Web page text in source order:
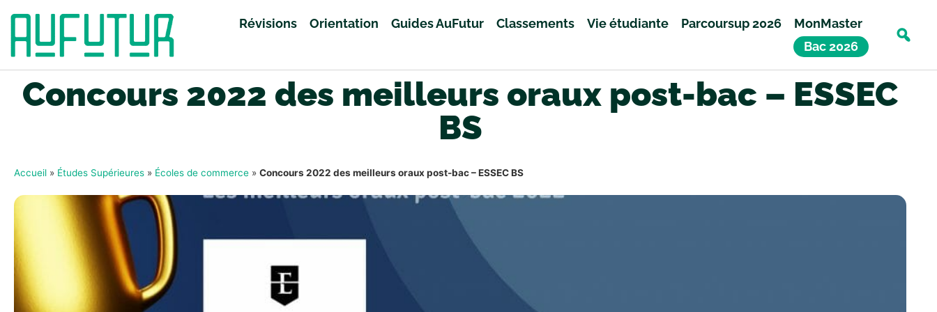
Révisions Orientation Guides AuFutur Classements Vie étudiante Parcoursup 2026
MonMaster
Bac 2026
Concours 2022 des meilleurs oraux post-bac – ESSEC
BS
Accueil » Études Supérieures » Écoles de commerce » Concours 2022 des meilleurs oraux post-bac – ESSEC BS